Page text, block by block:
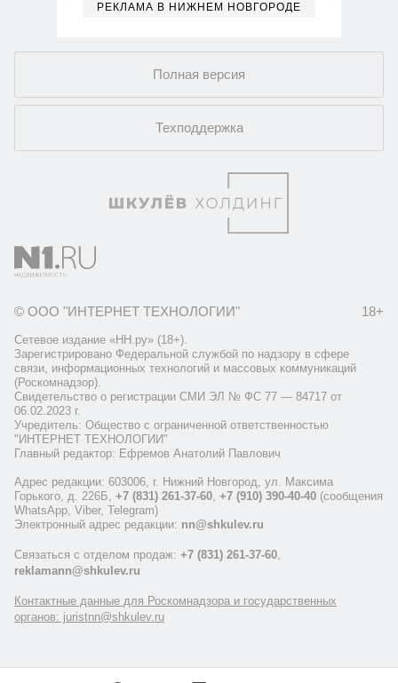
РЕКЛАМА В НИЖНЕМ НОВГОРОДЕ
Полная версия
Техподдержка
© ООО "ИНТЕРНЕТ ТЕХНОЛОГИИ" 18+
Сетевое издание «НН.ру» (18+).
Зарегистрировано Федеральной службой по надзору в сфере
связи, информационных технологий и массовых коммуникаций
(Роскомнадзор).
Свидетельство о регистрации СМИ ЭЛ № ФС 77 — 84717 от
06.02.2023 г.
Учредитель: Общество с ограниченной ответственностью
"ИНТЕРНЕТ ТЕХНОЛОГИИ"
Главный редактор: Ефремов Анатолий Павлович
Адрес редакции: 603006, г. Нижний Новгород, ул. Максима
Горького, д. 226Б, +7 (831) 261-37-60, +7 (910) 390-40-40 (сообщения
WhatsApp, Viber, Telegram)
Электронный адрес редакции: nn@shkulev.ru
Связаться с отделом продаж: +7 (831) 261-37-60,
reklamann@shkulev.ru
Контактные данные для Роскомнадзора и государственных
органов: juristnn@shkulev.ru